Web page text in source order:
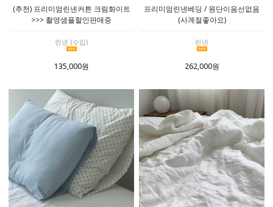
(추천) 프리미엄린넨커튼 크림화이트
>>> 촬영샘플할인판매중
린넨 (수입)
135,000원
프리미엄린넨베딩 / 원단이음선없음
(사계절좋아요)
린넨
262,000원